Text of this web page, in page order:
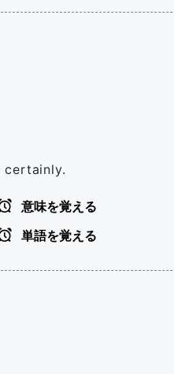
certainly.
意味を覚える
単語を覚える